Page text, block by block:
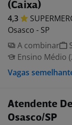
(Caixa)
4,3
Osasco - SP
A combinar
Ensino Médio
Vagas
Atendente
Osasco/SP